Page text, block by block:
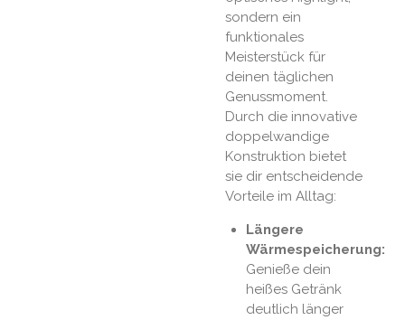
sondern ein
funktionales
Meisterstück für
deinen täglichen
Genussmoment.
Durch die innovative
doppelwandige
Konstruktion bietet
sie dir entscheidende
Vorteile im Alltag:
Längere
Wärmespeicherung:
Genieße dein
heißes Getränk
deutlich länger